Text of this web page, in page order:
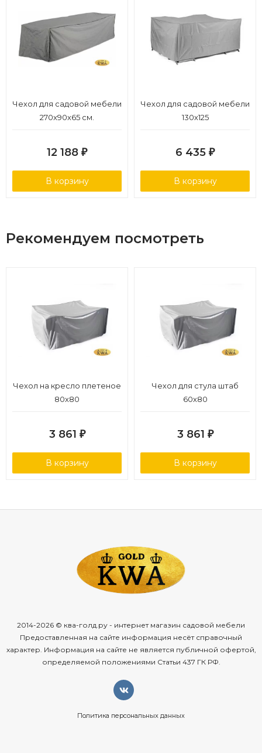
Чехол для садовой мебели
270x90x65 см.
12 188 ₽
В корзину
Чехол для садовой мебели
130х125
6 435 ₽
В корзину
Рекомендуем посмотреть
Чехол на кресло плетеное
80х80
3 861 ₽
В корзину
Чехол для стула штаб
60х80
3 861 ₽
В корзину
2014-2026 © ква-голд.ру - интернет магазин садовой мебели
Предоставленная на сайте информация несёт справочный
характер. Информация на сайте не является публичной офертой,
определяемой положениями Статьи 437 ГК РФ.
Политика персональных данных